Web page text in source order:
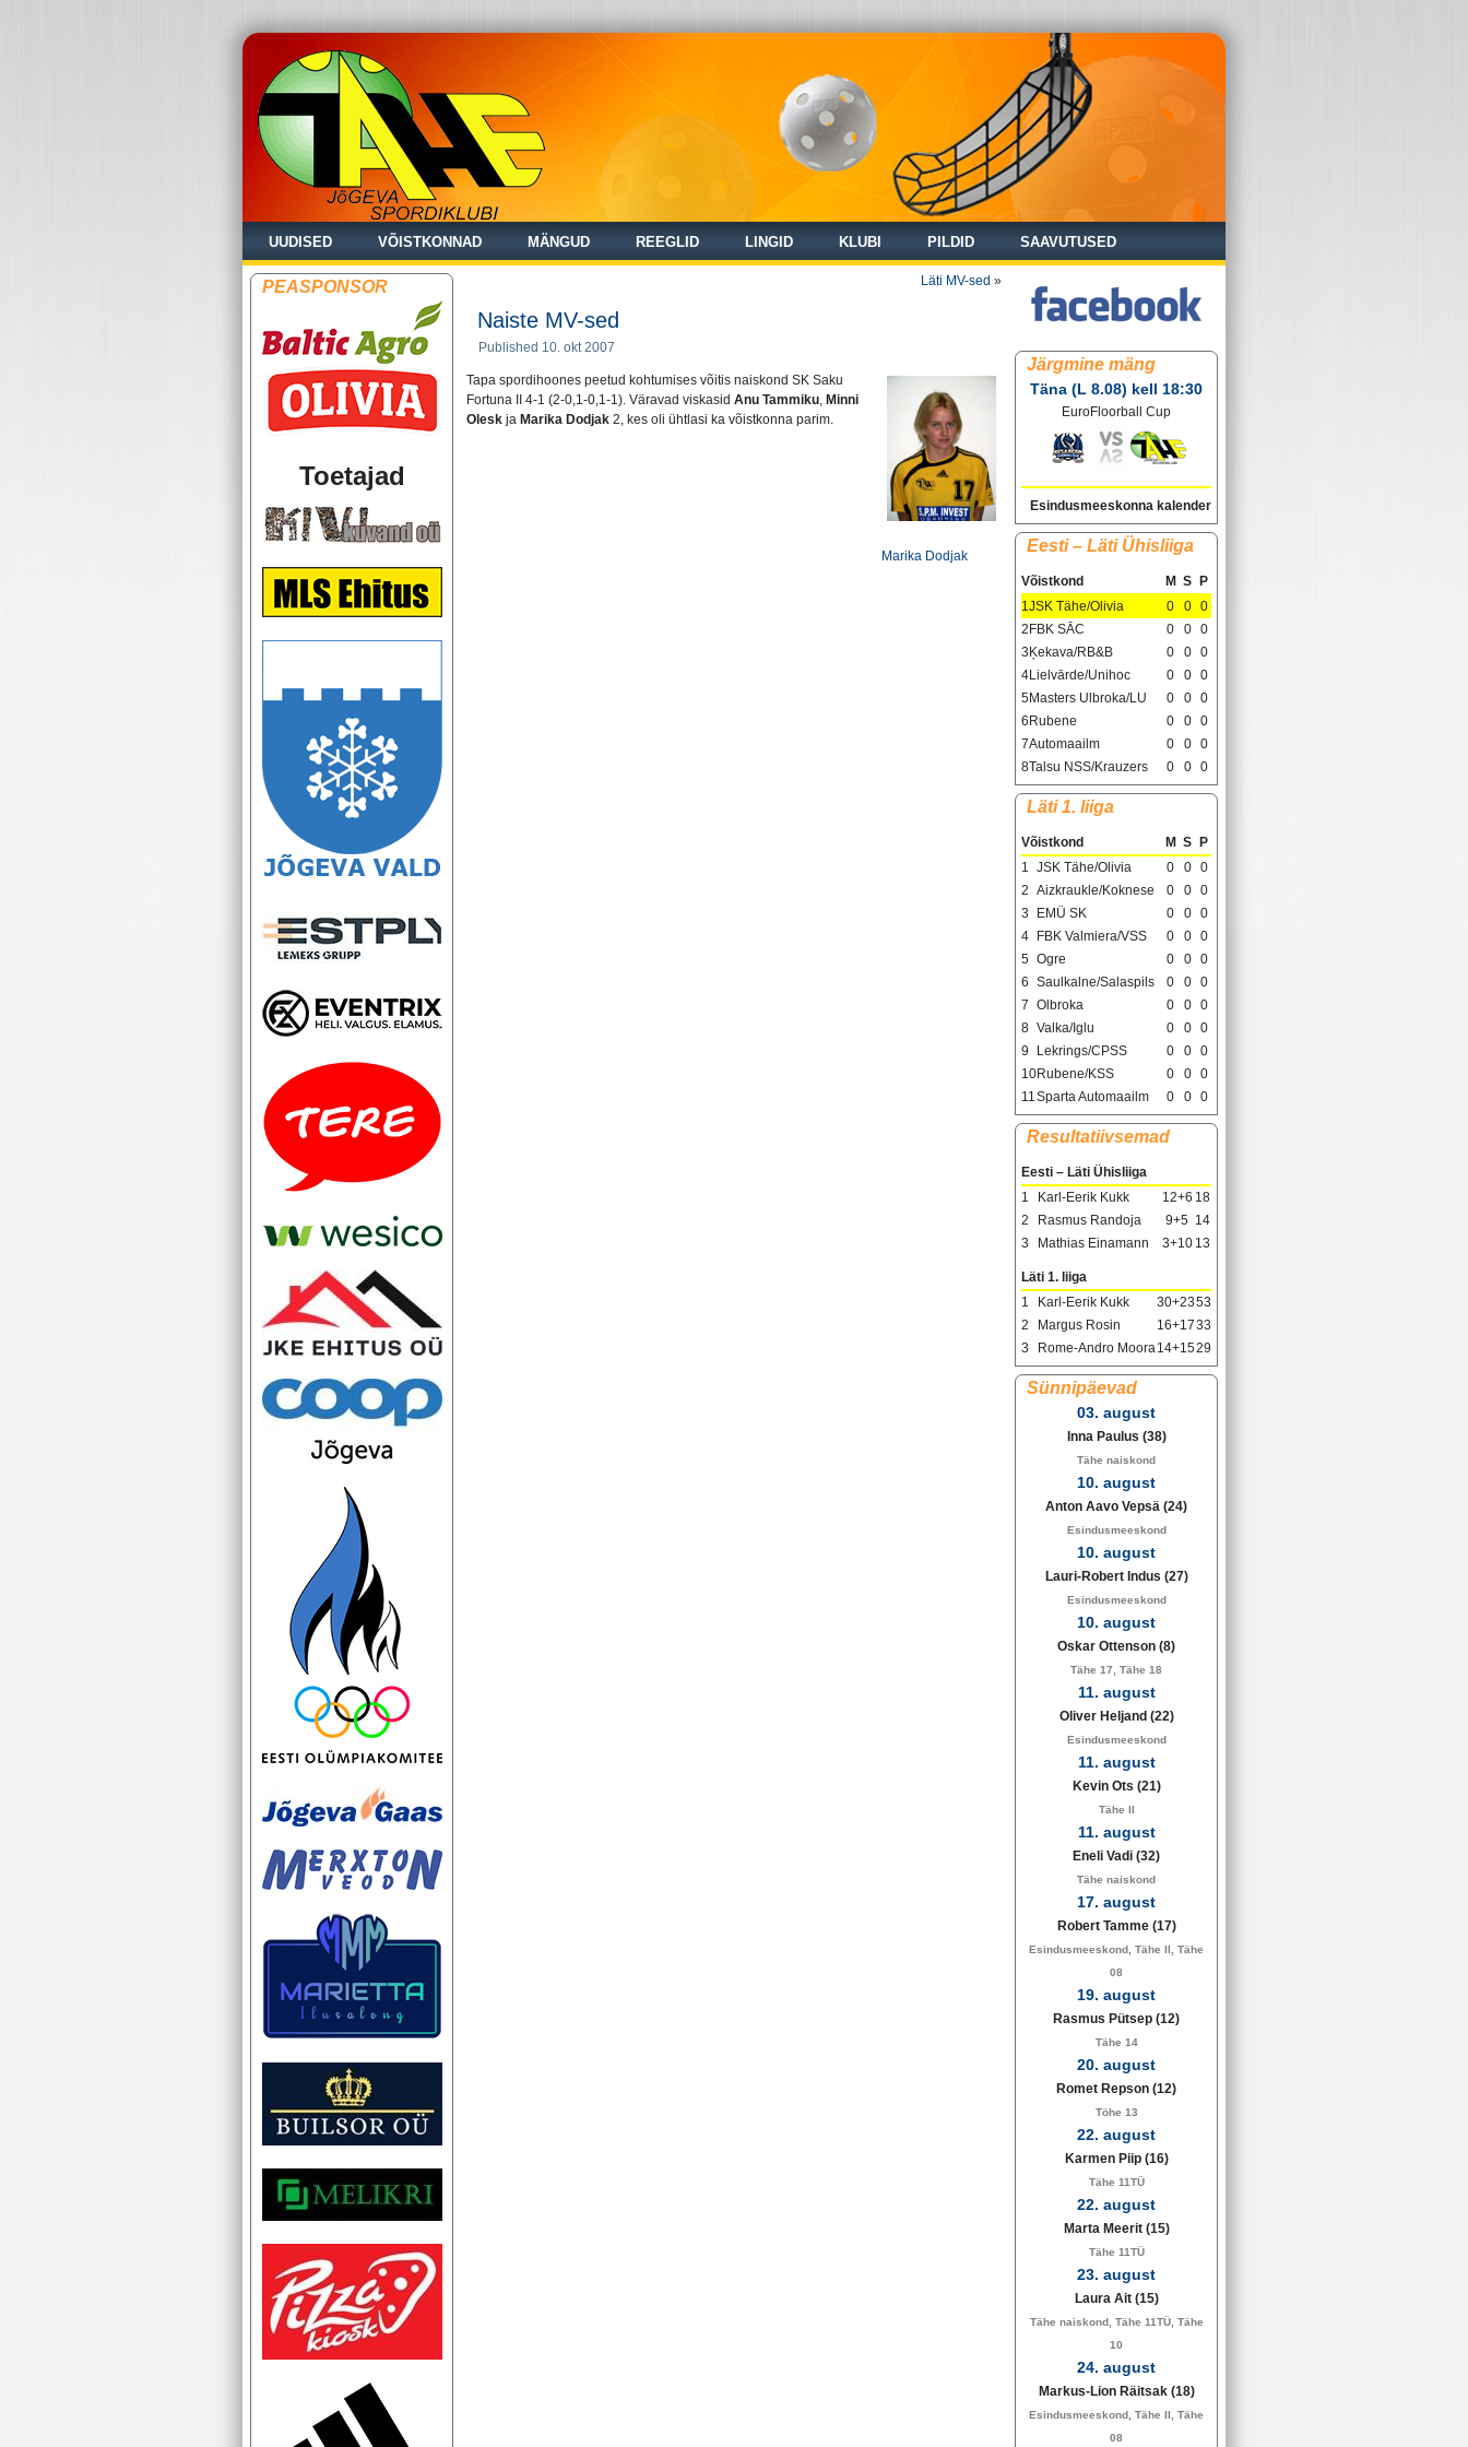
UUDISED VÕISTKONNAD MÄNGUD REEGLID LINGID KLUBI PILDID SAAVUTUSED
PEASPONSOR
Toetajad
Läti MV-sed »
Naiste MV-sed
Published 10. okt 2007
Marika Dodjak
Tapa spordihoones peetud kohtumises võitis naiskond SK Saku
Fortuna II 4-1 (2-0,1-0,1-1). Väravad viskasid Anu Tammiku, Minni
Olesk ja Marika Dodjak 2, kes oli ühtlasi ka võistkonna parim.
Järgmine mäng
Täna (L 8.08) kell 18:30
EuroFloorball Cup
Esindusmeeskonna kalender
Eesti – Läti Ühisliiga
Võistkond M S
P
1JSK Tähe/Olivia 0 0 0
2 FBK SĀC 0 0 0
3 Ķekava/RB&B 0 0 0
4Lielvārde/Unihoc 0 0 0
5Masters Ulbroka/LU 0 0 0
6 Rubene 0 0 0
7Automaailm 0 0 0
8Talsu NSS/Krauzers 0 0 0
Läti 1. liiga
Võistkond M S
P
1 JSK Tähe/Olivia 0 0 0
2 Aizkraukle/Koknese 0 0 0
3
EMÜ SK 0 0 0
4
FBK Valmiera/VSS 0 0 0
5 Ogre 0 0 0
6 Saulkalne/Salaspils 0 0 0
7 Olbroka 0 0 0
8 Valka/Iglu 0 0 0
9
Lekrings/CPSS 0 0 0
10Rubene/KSS 0 0 0
11Sparta Automaailm 0 0 0
Resultatiivsemad
Eesti – Läti Ühisliiga
1
Karl-Eerik Kukk 12+6 18
2
Rasmus Randoja 9+5 14
3
Mathias Einamann 3+10 13
Läti 1. liiga
1
Karl-Eerik Kukk 30+2353
2
Margus Rosin 16+1733
3
Rome-Andro Moora14+1529
Sünnipäevad
03. august
Inna Paulus (38)
Tähe naiskond
10. august
Anton Aavo Vepsä (24)
Esindusmeeskond
10. august
Lauri-Robert Indus (27)
Esindusmeeskond
10. august
Oskar Ottenson (8)
Tähe 17, Tähe 18
11. august
Oliver Heljand (22)
Esindusmeeskond
11. august
Kevin Ots (21)
Tähe II
11. august
Eneli Vadi (32)
Tähe naiskond
17. august
Robert Tamme (17)
Esindusmeeskond, Tähe II, Tähe
08
19. august
Rasmus Pütsep (12)
Tähe 14
20. august
Romet Repson (12)
Töhe 13
22. august
Karmen Piip (16)
Tähe 11TÜ
22. august
Marta Meerit (15)
Tähe 11TÜ
23. august
Laura Ait (15)
Tähe naiskond, Tähe 11TÜ, Tähe
10
24. august
Markus-Lion Räitsak (18)
Esindusmeeskond, Tähe II, Tähe
08